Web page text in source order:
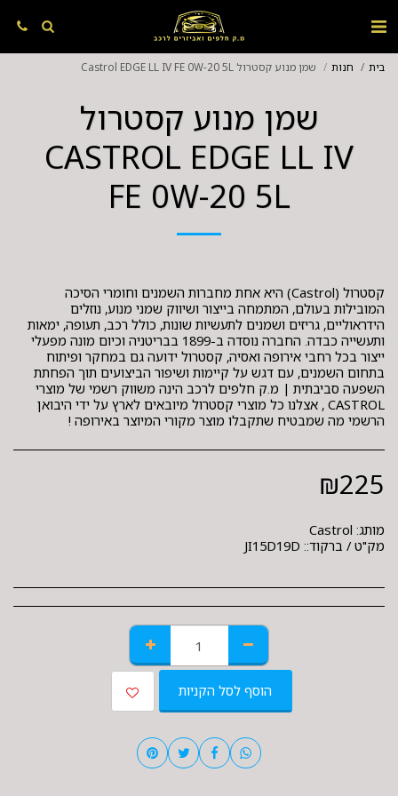
בית חנות שמן מנוע קסטרול Castrol EDGE LL IV FE 0W-20 5L
שמן מנוע קסטרול
CASTROL EDGE LL IV
FE 0W-20 5L
קסטרול (Castrol) היא אחת מחברות השמנים וחומרי הסיכה
המובילות בעולם, המתמחה בייצור ושיווק שמני מנוע, נוזלים
הידראוליים, גריזים ושמנים לתעשיות שונות, כולל רכב, תעופה, ימאות
ותעשייה כבדה. החברה נוסדה ב-1899 בבריטניה וכיום מונה מפעלי
ייצור בכל רחבי אירופה ואסיה, קסטרול ידועה גם במחקר ופיתוח
בתחום השמנים, עם דגש על קיימות ושיפור הביצועים תוך הפחתת
השפעה סביבתית | מ.ק חלפים לרכב הינה משווק רשמי של מוצרי
CASTROL , אצלנו כל מוצרי קסטרול מיובאים לארץ על ידי היבואן
הרשמי מה שמבטיח שתקבלו מוצר מקורי המיוצר באירופה !
₪225
מותג: Castrol
מק"ט / ברקוד:: JI15D19D
הוסף לסל הקניות